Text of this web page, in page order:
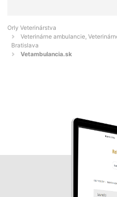
Orly Veterinárstva
Veterinárne ambulancie,
Bratislava
Vetambulancia.sk